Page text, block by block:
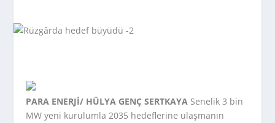
PARA ENERJİ/ HÜLYA GENÇ SERTKAYA Senelik 3 bin
MW yeni kurulumla 2035 hedeflerine ulaşmanın